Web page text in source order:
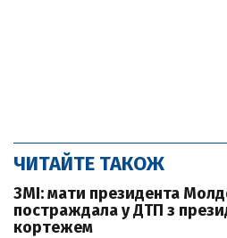
ЧИТАЙТЕ ТАКОЖ
ЗМІ: мати президента
постраждала у ДТП з
кортежем